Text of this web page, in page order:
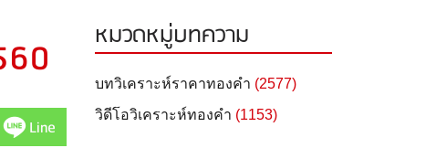
Line
หมวดหมู่บทความ
บทวิเคราะห์ราคาทองคำ (2577)
วิดีโอวิเคราะห์ทองคำ (1153)